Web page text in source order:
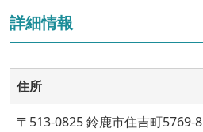
詳細情報
住所
〒513-0825 鈴鹿市住吉町5769-8